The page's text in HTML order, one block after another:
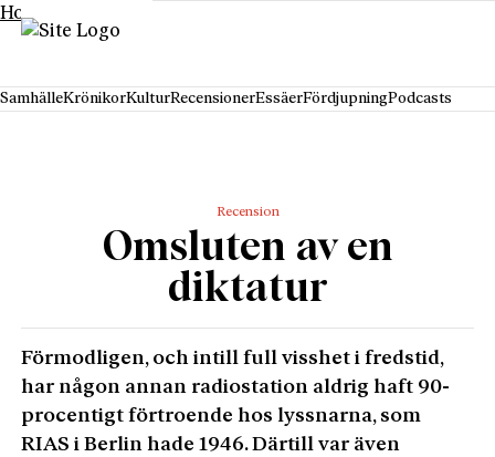
Hoppa till innehåll
SamhälleKrönikorKulturRecensionerEssäerFördjupningPodcasts
Recension
Omsluten av en
diktatur
Förmodligen, och intill full visshet i fredstid,
har någon annan radiostation aldrig haft 90-
procentigt förtroende hos lyssnarna, som
RIAS i Berlin hade 1946. Därtill var även